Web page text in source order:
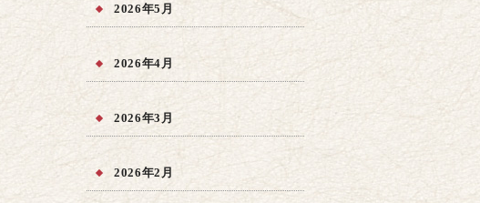
2026年5月
2026年4月
2026年3月
2026年2月